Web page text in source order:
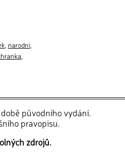
narodni
původního vydání.
pravopisu.
zdrojů.